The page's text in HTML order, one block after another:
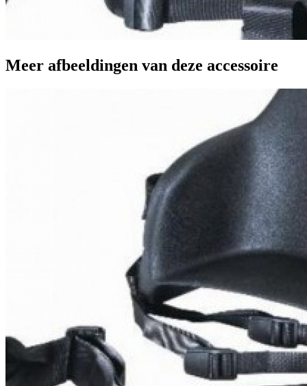
Meer afbeeldingen van deze accessoire